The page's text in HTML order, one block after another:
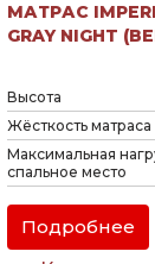
МАТРАС
GRAY NIGHT
Высота
Жёсткость матраса
Максимальная
спальное место
Подробнее